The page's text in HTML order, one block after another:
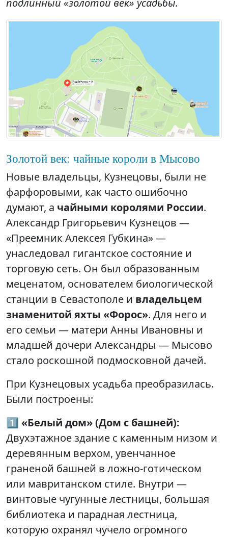
подлинный «золотой век» усадьбы.
Золотой век: чайные короли в Мысово
Новые владельцы, Кузнецовы, были не
фарфоровыми, как часто ошибочно
думают, а чайными королями России.
Александр Григорьевич Кузнецов —
«Преемник Алексея Губкина» —
унаследовал гигантское состояние и
торговую сеть. Он был образованным
меценатом, основателем биологической
станции в Севастополе и владельцем
знаменитой яхты «Форос». Для него и
его семьи — матери Анны Ивановны и
младшей дочери Александры — Мысово
стало роскошной подмосковной дачей.
При Кузнецовых усадьба преобразилась.
Были построены:
1️⃣ «Белый дом» (Дом с башней):
Двухэтажное здание с каменным низом и
деревянным верхом, увенчанное
граненой башней в ложно-готическом
или мавританском стиле. Внутри —
винтовые чугунные лестницы, большая
библиотека и парадная лестница,
которую охранял чучело огромного